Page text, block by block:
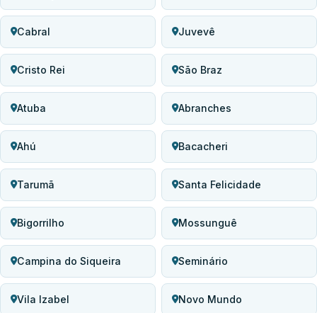
Cabral Juvevê
Cristo Rei São Braz
Atuba Abranches
Ahú Bacacheri
Tarumã Santa Felicidade
Bigorrilho Mossunguê
Campina do Siqueira Seminário
Vila Izabel Novo Mundo